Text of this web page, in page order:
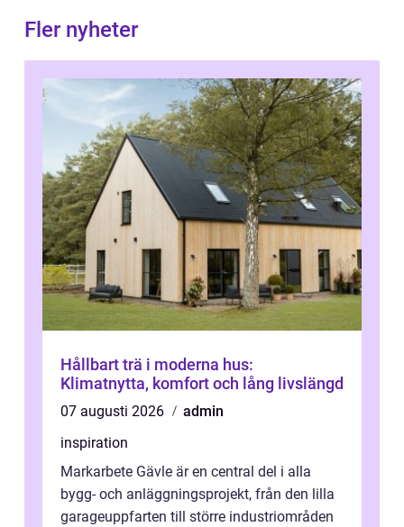
Fler nyheter
Hållbart trä i moderna hus:
Klimatnytta, komfort och lång livslängd
07 augusti 2026
admin
inspiration
Markarbete Gävle är en central del i alla
bygg- och anläggningsprojekt, från den lilla
garageuppfarten till större industriområden